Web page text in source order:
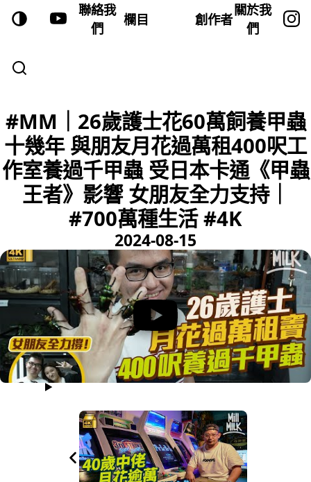
聯絡我
們
欄目 創作者
關於我
們
#MM｜26歲護士花60萬飼養甲蟲
十幾年 與朋友月花過萬租400呎工
作室養過千甲蟲 受日本卡通《甲蟲
王者》影響 女朋友全力支持｜
#700萬種生活 #4K
2024-08-15